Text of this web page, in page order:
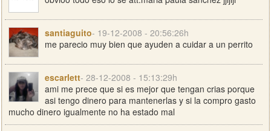
santiaguito- 19-12-2008 - 20:56:26h
me parecio muy bien que ayuden a cuidar a un perrito
escarlett- 28-12-2008 - 15:13:29h
ami me prece que si es mejor que tengan crias porque
asi tengo dinero para mantenerlas y si la compro gasto
mucho dinero igualmente no ha estado mal